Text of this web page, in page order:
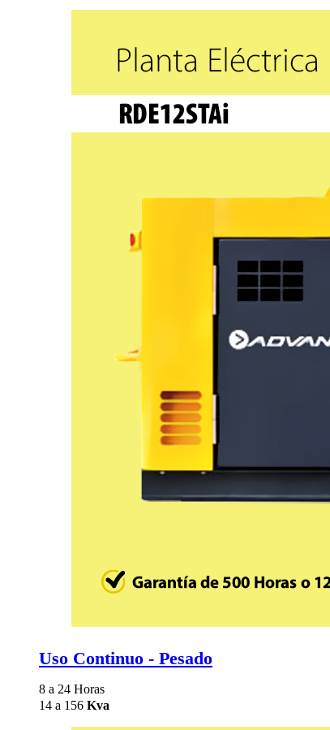
Uso Continuo - Pesado
8 a 24 Horas
14 a 156 Kva